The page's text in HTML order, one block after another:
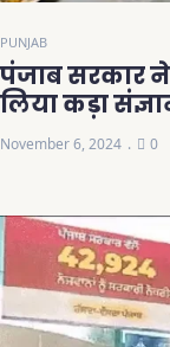
PUNJAB
पंजाब सरकार
लिया कड़ा
November 6, 2024 0